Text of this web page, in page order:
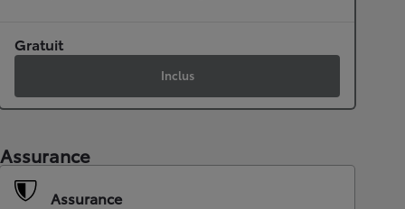
Gratuit
Inclus
Assurance
Assurance